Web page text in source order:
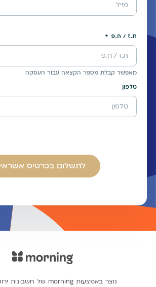
ת.ז / ח.פ
מאפשר קבלת מספר הקצאה עבור העסקה
טלפון
לתשלום בכרטיס אשראי
נוצר באמצעות morning של חשבונית ירוקה ® 2026